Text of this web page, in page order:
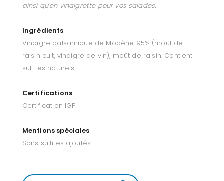
ainsi qu'en vinaigrette pour vos salades.
Ingrédients
Vinaigre balsamique de Modène 95% (moût de
raisin cuit, vinaigre de vin), moût de raisin. Contient
sulfites naturels
Certifications
Certification IGP
Mentions spéciales
Sans sulfites ajoutés